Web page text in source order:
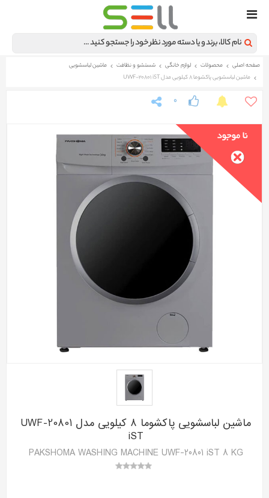
صفحه اصلی محصولات لوازم خانگی شستشو و نظافت
ماشین لباسشویی
ماشین لباسشویی پاکشوما 8 کیلویی مدل UWF-20801 iST
0
ماشین لباسشویی پاکشوما 8 کیلویی مدل UWF-20801
iST
PAKSHOMA WASHING MACHINE UWF-20801 iST 8 KG